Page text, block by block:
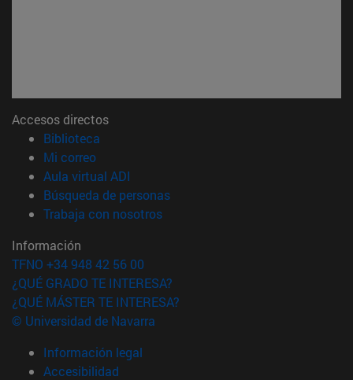
Accesos directos
Biblioteca
Mi correo(abre en nueva ventana)
Aula virtual ADI
Búsqueda de personas(abre en nueva ventana)
Trabaja con nosotros(abre en nueva ventana)
Información
TFNO +34 948 42 56 00
¿QUÉ GRADO TE INTERESA?
¿QUÉ MÁSTER TE INTERESA?
© Universidad de Navarra
Información legal
Accesibilidad